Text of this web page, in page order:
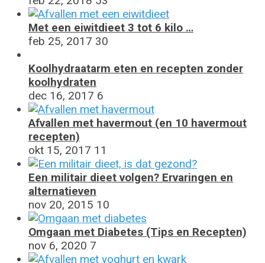
Met een eiwitdieet 3 tot 6 kilo …
feb 25, 2017 30
Koolhydraatarm eten en recepten zonder
koolhydraten
dec 16, 2017 6
Afvallen met havermout (en 10 havermout
recepten)
okt 15, 2017 11
Een militair dieet volgen? Ervaringen en
alternatieven
nov 20, 2015 10
Omgaan met Diabetes (Tips en Recepten)
nov 6, 2020 7